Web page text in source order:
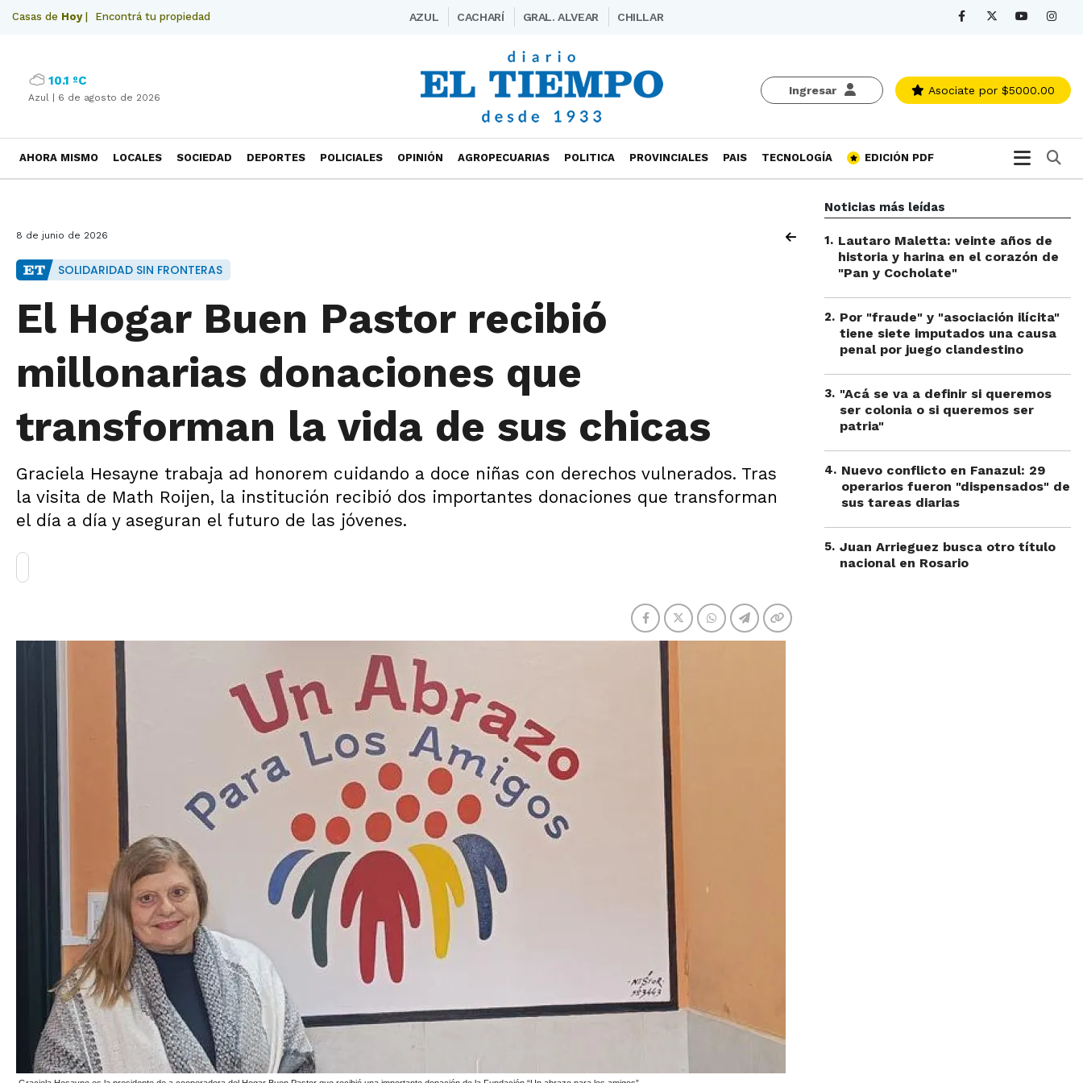
Casas de Hoy| Encontrá tu propiedad AZUL CACHARÍ GRAL. ALVEAR CHILLAR
Ingresar Asociate por $5000.00
10.1 ºC
Azul | 6 de agosto de 2026
AHORA MISMO LOCALES SOCIEDAD DEPORTES POLICIALES OPINIÓN AGROPECUARIAS POLITICA PROVINCIALES PAIS TECNOLOGÍA EDICIÓN PDF
8 de junio de 2026
SOLIDARIDAD SIN FRONTERAS
El Hogar Buen Pastor recibió
millonarias donaciones que
transforman la vida de sus chicas
Graciela Hesayne trabaja ad honorem cuidando a doce niñas con derechos vulnerados. Tras
la visita de Math Roijen, la institución recibió dos importantes donaciones que transforman
el día a día y aseguran el futuro de las jóvenes.
Noticias más leídas
1. Lautaro Maletta: veinte años de
historia y harina en el corazón de
"Pan y Cocholate"
2. Por "fraude" y "asociación ilícita"
tiene siete imputados una causa
penal por juego clandestino
3. "Acá se va a definir si queremos
ser colonia o si queremos ser
patria"
4. Nuevo conflicto en Fanazul: 29
operarios fueron "dispensados" de
sus tareas diarias
5. Juan Arrieguez busca otro título
nacional en Rosario